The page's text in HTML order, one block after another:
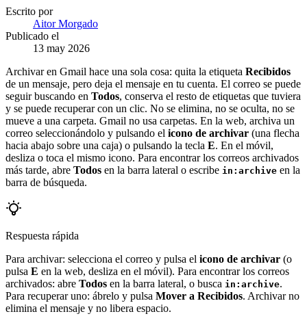
Escrito por
Aitor Morgado
Publicado el
13 may 2026
Archivar en Gmail hace una sola cosa: quita la etiqueta Recibidos
de un mensaje, pero deja el mensaje en tu cuenta. El correo se puede
seguir buscando en Todos, conserva el resto de etiquetas que tuviera
y se puede recuperar con un clic. No se elimina, no se oculta, no se
mueve a una carpeta. Gmail no usa carpetas. En la web, archiva un
correo seleccionándolo y pulsando el icono de archivar (una flecha
hacia abajo sobre una caja) o pulsando la tecla E. En el móvil,
desliza o toca el mismo icono. Para encontrar los correos archivados
más tarde, abre Todos en la barra lateral o escribe in:archive en la
barra de búsqueda.
Respuesta rápida
Para archivar: selecciona el correo y pulsa el icono de archivar (o
pulsa E en la web, desliza en el móvil). Para encontrar los correos
archivados: abre Todos en la barra lateral, o busca in:archive.
Para recuperar uno: ábrelo y pulsa Mover a Recibidos. Archivar no
elimina el mensaje y no libera espacio.